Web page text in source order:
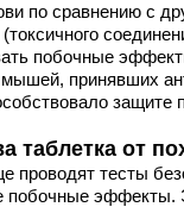
по сравнению с
побочные
мышей, принявших
защите
таблетка от
проводят тесты
побочные эффекты.